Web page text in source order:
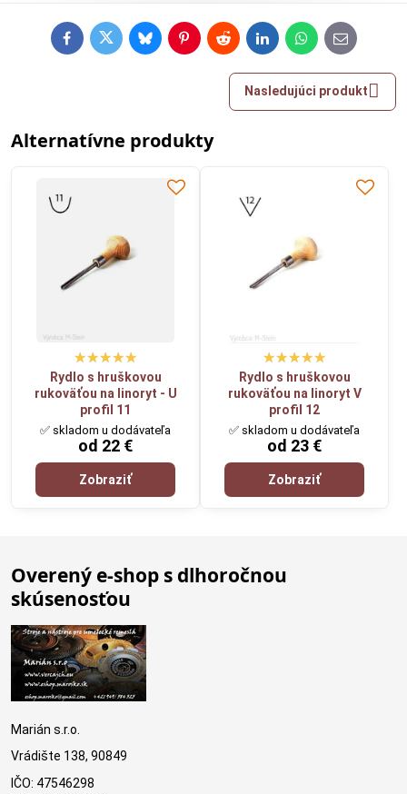
FacebookTwitterBlueskyPinterestRedditLinkedInWhatsApp
E-
mail
Nasledujúci produkt
Alternatívne produkty
Rydlo s hruškovou
rukoväťou na linoryt - U
profil 11
✅ skladom u dodávateľa
od 22 €
Zobraziť
Rydlo s hruškovou
rukoväťou na linoryt V
profil 12
✅ skladom u dodávateľa
od 23 €
Zobraziť
Overený e-shop s dlhoročnou
skúsenosťou
Marián s.r.o.
Vrádište 138, 90849
IČO: 47546298